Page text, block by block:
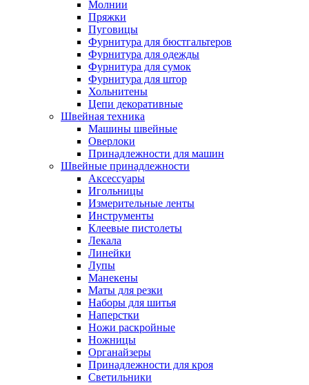
Молнии
Пряжки
Пуговицы
Фурнитура для бюстгальтеров
Фурнитура для одежды
Фурнитура для сумок
Фурнитура для штор
Хольнитены
Цепи декоративные
Швейная техника
Машины швейные
Оверлоки
Принадлежности для машин
Швейные принадлежности
Аксессуары
Игольницы
Измерительные ленты
Инструменты
Клеевые пистолеты
Лекала
Линейки
Лупы
Манекены
Маты для резки
Наборы для шитья
Наперстки
Ножи раскройные
Ножницы
Органайзеры
Принадлежности для кроя
Светильники